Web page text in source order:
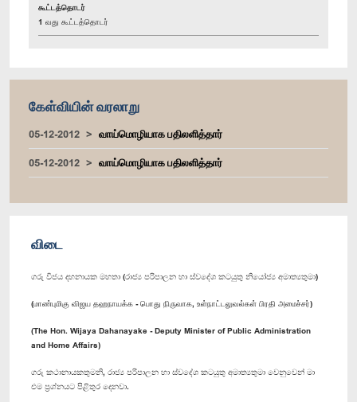
கூட்டத்தொடர்
1 வது கூட்டத்தொடர்
கேள்வியின் வரலாறு
05-12-2012
வாய்மொழியாக பதிலளித்தார்
05-12-2012
வாய்மொழியாக பதிலளித்தார்
விடை
ගරු විජය දහනායක මහතා (රාජ්‍ය පරිපාලන හා ස්වදේශ කටයුතු නියෝජ්‍ය අමාත්‍යතුමා)
(மாண்புமிகு விஜய தஹநாயக்க - பொது நிருவாக, உள்நாட்டலுவல்கள் பிரதி அமைச்சர்)
(The Hon. Wijaya Dahanayake - Deputy Minister of Public Administration
and Home Affairs)
ගරු කථානායකතුමනි, රාජ්‍ය පරිපාලන හා ස්වදේශ කටයුතු අමාත්‍යතුමා වෙනුවෙන් මා
එම ප්‍රශ්නයට පිළිතුර දෙනවා.